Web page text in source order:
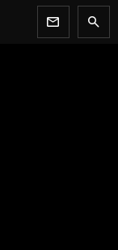
newsletter search